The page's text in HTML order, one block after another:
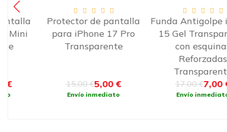
Protector de pantalla
para iPhone 17 Pro
Transparente
5,00 €
Envío inmediato
Funda Antigolpe iPhone
15 Gel Transparente
con esquinas
Reforzadas
Transparente
7,00 €
Envío inmediato